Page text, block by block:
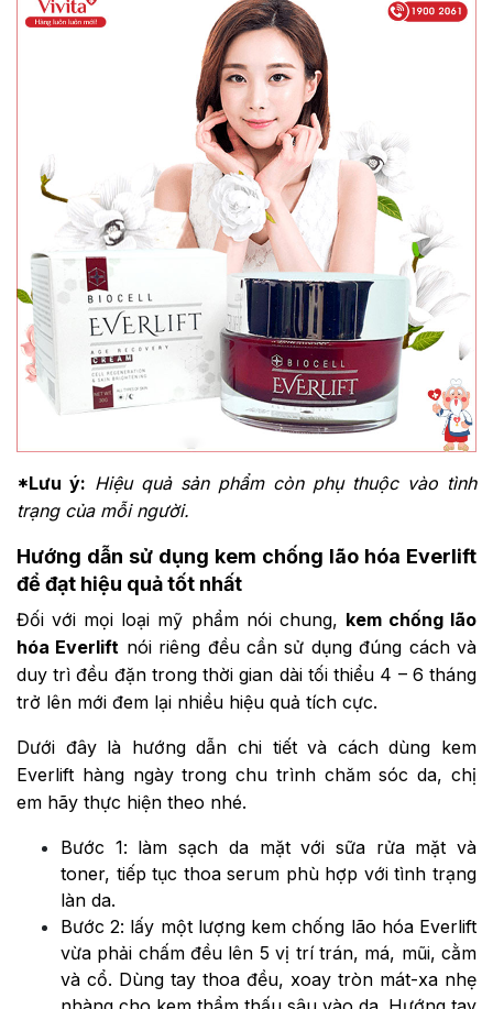
*Lưu ý: Hiệu quả sản phẩm còn phụ thuộc vào tình
trạng của mỗi người.
Hướng dẫn sử dụng kem chống lão hóa Everlift
để đạt hiệu quả tốt nhất
Đối với mọi loại mỹ phẩm nói chung, kem chống lão
hóa Everlift nói riêng đều cần sử dụng đúng cách và
duy trì đều đặn trong thời gian dài tối thiểu 4 – 6 tháng
trở lên mới đem lại nhiều hiệu quả tích cực.
Dưới đây là hướng dẫn chi tiết và cách dùng kem
Everlift hàng ngày trong chu trình chăm sóc da, chị
em hãy thực hiện theo nhé.
Bước 1: làm sạch da mặt với sữa rửa mặt và
toner, tiếp tục thoa serum phù hợp với tình trạng
làn da.
Bước 2: lấy một lượng kem chống lão hóa Everlift
vừa phải chấm đều lên 5 vị trí trán, má, mũi, cằm
và cổ. Dùng tay thoa đều, xoay tròn mát-xa nhẹ